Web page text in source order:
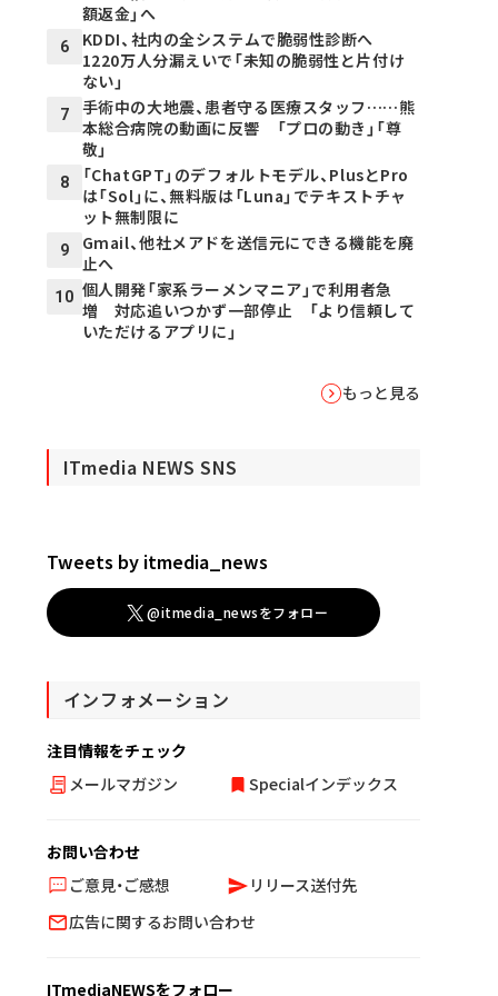
額返金」へ
6
KDDI、社内の全システムで脆弱性診断へ
1220万人分漏えいで「未知の脆弱性と片付け
ない」
7
手術中の大地震、患者守る医療スタッフ……熊
本総合病院の動画に反響 「プロの動き」「尊
敬」
8
「ChatGPT」のデフォルトモデル、PlusとPro
は「Sol」に、無料版は「Luna」でテキストチャ
ット無制限に
9
Gmail、他社メアドを送信元にできる機能を廃
止へ
10 個人開発「家系ラーメンマニア」で利用者急
増 対応追いつかず一部停止 「より信頼して
いただけるアプリに」
もっと見る
ITmedia NEWS SNS
Tweets by itmedia_news
@itmedia_newsをフォロー
インフォメーション
注目情報をチェック
メールマガジン
Specialインデックス
お問い合わせ
ご意見・ご感想
リリース送付先
広告に関するお問い合わせ
ITmediaNEWSをフォロー